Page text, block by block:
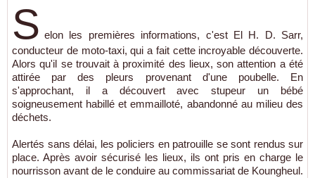
S elon les premières informations, c'est El H. D. Sarr,
conducteur de moto-taxi, qui a fait cette incroyable découverte.
Alors qu'il se trouvait à proximité des lieux, son attention a été
attirée par des pleurs provenant d'une poubelle. En
s'approchant, il a découvert avec stupeur un bébé
soigneusement habillé et emmailloté, abandonné au milieu des
déchets.
Alertés sans délai, les policiers en patrouille se sont rendus sur
place. Après avoir sécurisé les lieux, ils ont pris en charge le
nourrisson avant de le conduire au commissariat de Koungheul.